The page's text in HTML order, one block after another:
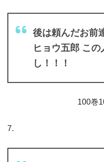
後は頼んだお
ヒョウ五郎 こ
し！！！
100巻
7.